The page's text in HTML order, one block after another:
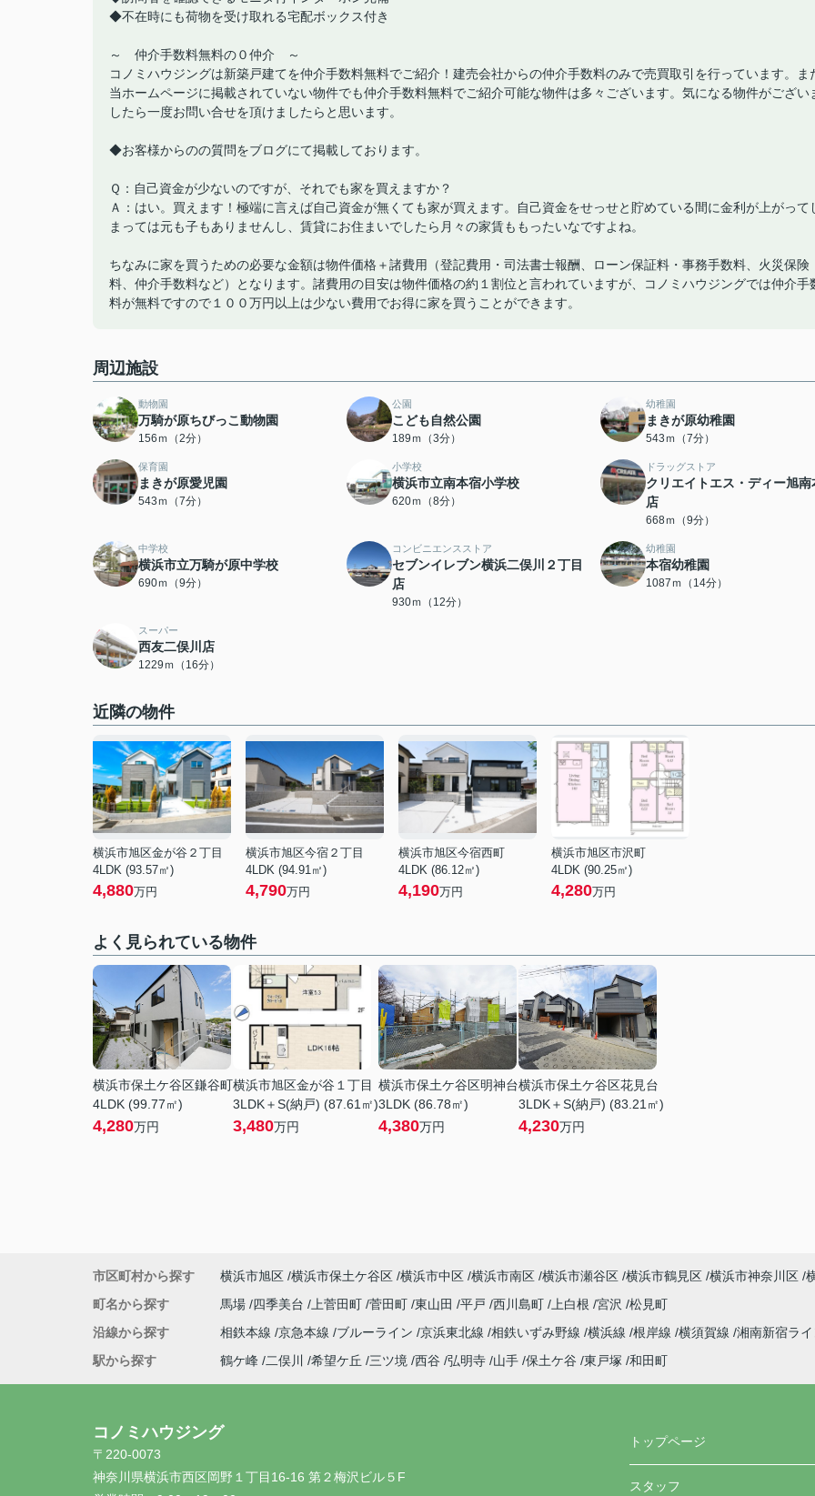
◆不在時にも荷物を受け取れる宅配ボックス付き
～ 仲介手数料無料の０仲介 ～
コノミハウジングは新築戸建てを仲介手数料無料でご紹介！建売会社からの仲介手数料のみで売買取引を行っています。ま
当ホームページに掲載されていない物件でも仲介手数料無料でご紹介可能な物件は多々ございます。気になる物件がござい
したら一度お問い合せを頂けましたらと思います。
◆お客様からのの質問をブログにて掲載しております。
Ｑ：自己資金が少ないのですが、それでも家を買えますか？
Ａ：はい。買えます！極端に言えば自己資金が無くても家が買えます。自己資金をせっせと貯めている間に金利が上がって
まっては元も子もありませんし、賃貸にお住まいでしたら月々の家賃ももったいなですよね。
ちなみに家を買うための必要な金額は物件価格＋諸費用（登記費用・司法書士報酬、ローン保証料・事務手数料、火災保険
料、仲介手数料など）となります。諸費用の目安は物件価格の約１割位と言われていますが、コノミハウジングでは仲介手
料が無料ですので１００万円以上は少ない費用でお得に家を買うことができます。
周辺施設
動物園
万騎が原ちびっこ動物園
156ｍ（2分）
公園
こども自然公園
189ｍ（3分）
幼稚園
まきが原幼稚園
543ｍ（7分）
保育園
まきが原愛児園
543ｍ（7分）
小学校
横浜市立南本宿小学校
620ｍ（8分）
ドラッグストア
クリエイトエス・ディー旭南
店
668ｍ（9分）
中学校
横浜市立万騎が原中学校
690ｍ（9分）
コンビニエンスストア
セブンイレブン横浜二俣川２丁目
店
930ｍ（12分）
幼稚園
本宿幼稚園
1087ｍ（14分）
スーパー
西友二俣川店
1229ｍ（16分）
近隣の物件
横浜市旭区金が谷２丁目
4LDK (93.57㎡)
4,880万円
横浜市旭区今宿２丁目
4LDK (94.91㎡)
4,790万円
横浜市旭区今宿西町
4LDK (86.12㎡)
4,190万円
横浜市旭区市沢町
4LDK (90.25㎡)
4,280万円
よく見られている物件
横浜市保土ケ谷区鎌谷町
4LDK (99.77㎡)
4,280万円
横浜市旭区金が谷１丁目
3LDK＋S(納戸) (87.61㎡)
3,480万円
横浜市保土ケ谷区明神台
3LDK (86.78㎡)
4,380万円
横浜市保土ケ谷区花見台
3LDK＋S(納戸) (83.21㎡)
4,230万円
市区町村から探す 横浜市旭区 横浜市保土ケ谷区 横浜市中区 横浜市南区 横浜市瀬谷区 横浜市鶴見区 横浜市神奈川区
町名から探す
馬場 四季美台 上菅田町 菅田町 東山田 平戸 西川島町 上白根 宮沢
松見町
沿線から探す
相鉄本線 京急本線 ブルーライン 京浜東北線 相鉄いずみ野線 横浜線 根岸線 横須賀線 湘南新宿ラ
駅から探す
鶴ケ峰 二俣川 希望ケ丘 三ツ境 西谷 弘明寺 山手 保土ケ谷 東戸塚 和田町
コノミハウジング
〒220-0073
神奈川県横浜市西区岡野１丁目16-16 第２梅沢ビル５F
トップページ
スタッフ